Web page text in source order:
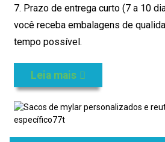
7. Prazo de entrega curto (7 a 10
você receba embalagens de
tempo possível.
Leia mais